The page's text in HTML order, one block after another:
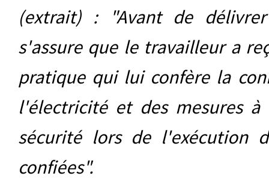
(extrait) : "Avant de
s'assure que le travailleur a
pratique qui lui confère la
l'électricité et des mesures
sécurité lors de l'exécution
confiées".